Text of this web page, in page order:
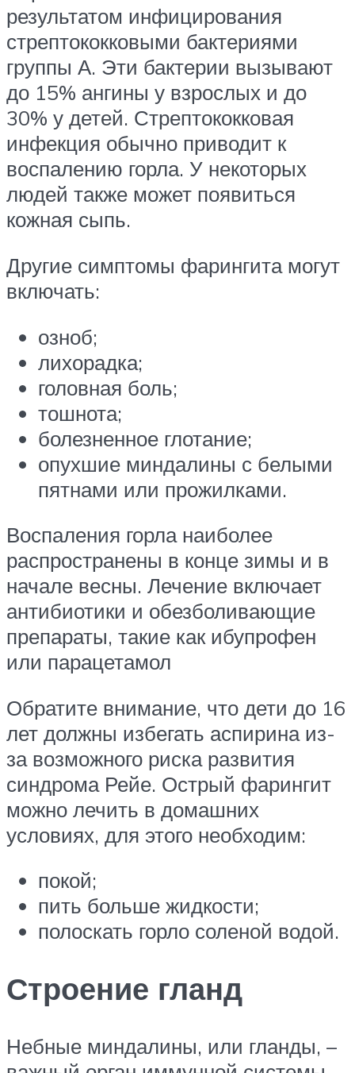
результатом инфицирования
стрептококковыми бактериями
группы А. Эти бактерии вызывают
до 15% ангины у взрослых и до
30% у детей. Стрептококковая
инфекция обычно приводит к
воспалению горла. У некоторых
людей также может появиться
кожная сыпь.
Другие симптомы фарингита могут
включать:
озноб;
лихорадка;
головная боль;
тошнота;
болезненное глотание;
опухшие миндалины с белыми
пятнами или прожилками.
Воспаления горла наиболее
распространены в конце зимы и в
начале весны. Лечение включает
антибиотики и обезболивающие
препараты, такие как ибупрофен
или парацетамол
Обратите внимание, что дети до 16
лет должны избегать аспирина из-
за возможного риска развития
синдрома Рейе. Острый фарингит
можно лечить в домашних
условиях, для этого необходим:
покой;
пить больше жидкости;
полоскать горло соленой водой.
Строение гланд
Небные миндалины, или гланды, –